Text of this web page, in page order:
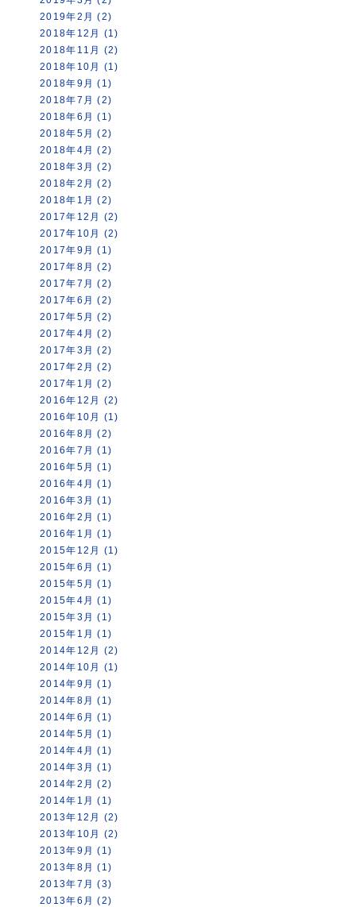
2019年2月 (2)
2018年12月 (1)
2018年11月 (2)
2018年10月 (1)
2018年9月 (1)
2018年7月 (2)
2018年6月 (1)
2018年5月 (2)
2018年4月 (2)
2018年3月 (2)
2018年2月 (2)
2018年1月 (2)
2017年12月 (2)
2017年10月 (2)
2017年9月 (1)
2017年8月 (2)
2017年7月 (2)
2017年6月 (2)
2017年5月 (2)
2017年4月 (2)
2017年3月 (2)
2017年2月 (2)
2017年1月 (2)
2016年12月 (2)
2016年10月 (1)
2016年8月 (2)
2016年7月 (1)
2016年5月 (1)
2016年4月 (1)
2016年3月 (1)
2016年2月 (1)
2016年1月 (1)
2015年12月 (1)
2015年6月 (1)
2015年5月 (1)
2015年4月 (1)
2015年3月 (1)
2015年1月 (1)
2014年12月 (2)
2014年10月 (1)
2014年9月 (1)
2014年8月 (1)
2014年6月 (1)
2014年5月 (1)
2014年4月 (1)
2014年3月 (1)
2014年2月 (2)
2014年1月 (1)
2013年12月 (2)
2013年10月 (2)
2013年9月 (1)
2013年8月 (1)
2013年7月 (3)
2013年6月 (2)